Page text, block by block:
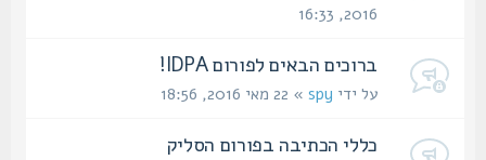
ברוכים הבאים לפורום IDPA!
על ידיspy» 22 מאי 2016, 18:56
כללי הכתיבה בפורום הסליק